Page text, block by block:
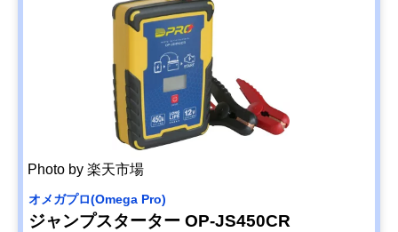
Photo by 楽天市場
オメガプロ(Omega Pro)
ジャンプスターター OP-JS450CR